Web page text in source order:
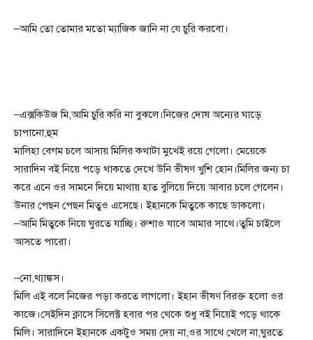
–আমি তো তোমার মতো ম্যাজিক জানি না যে চুরি করবো।
–এক্সকিউজ মি,আমি চুরি করি না বুঝলে।নিজের দোষ অন্যের ঘাড়ে
চাপানো,হুম
মালিহা বেগম চলে আসায় মিলির কথাটা মুখেই রয়ে গেলো। মেয়েকে
সারাদিন বই নিয়ে পড়ে থাকতে দেখে উনি ভীষণ খুশি হোন।মিলির জন্য চা
করে এনে ওর সামনে দিয়ে মাথায় হাত বুলিয়ে দিয়ে আবার চলে গেলেন।
উনার পেছন পেছন মিতুও এসেছে। ইহানকে মিতুকে কাছে ডাকলো।
–আমি মিতুকে নিয়ে ঘুরতে যাচ্ছি। রুশাও যাবে আমার সাথে।তুমি চাইলে
আসতে পারো।
–নো,থ্যাঙ্কস।
মিলি এই বলে নিজের পড়া করতে লাগলো। ইহান ভীষণ বিরক্ত হলো ওর
কাজে।সেইদিন ক্লাসে সিলেক্ট হবার পর থেকে শুধু বই নিয়েই পড়ে থাকে
মিলি। সারাদিনে ইহানকে একটুও সময় দেয় না,ওর সাথে খেলে না,ঘুরতে